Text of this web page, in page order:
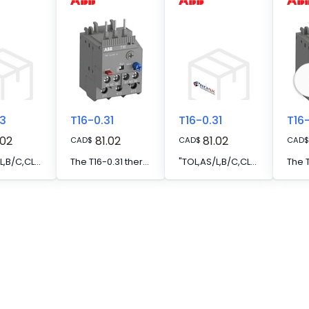
"TOL,AS/L,B/C,CLASS-10,0.10-0.13A"
T16-0.31
CAD$ 81.02
The T16-0.31 thermal overload relay is an economic electromechanical protection device for the main circuit. It offers reliable and fast protection for motors in the event of overload or phase failure. The device has trip class 10. Further features are the temperature compensation, trip contact (NC), signal contact (NO), automatic- or manual reset selectable, trip-free mechanism, STOP function and a trip indication. The overload relays are connected directly to the mini contactors or block contactors. Single mounting kits are available as accessory.
T16-0.31
CAD$ 81.02
"TOL,AS/L,B/C,CLASS-10,0.23-0.31A"
CAD$